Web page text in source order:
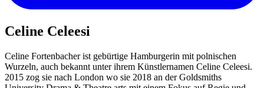
Celine Celeesi
Celine Fortenbacher ist gebürtige Hamburgerin mit polnischen
Wurzeln, auch bekannt unter ihrem Künstlernamen Celine Celeesi.
2015 zog sie nach London wo sie 2018 an der Goldsmiths